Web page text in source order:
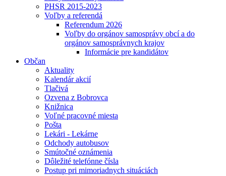
PHSR 2015-2023
Voľby a referendá
Referendum 2026
Voľby do orgánov samosprávy obcí a do
orgánov samosprávnych krajov
Informácie pre kandidátov
Občan
Aktuality
Kalendár akcií
Tlačivá
Ozvena z Bobrovca
Knižnica
Voľné pracovné miesta
Pošta
Lekári - Lekárne
Odchody autobusov
Smútočné oznámenia
Dôležité telefónne čísla
Postup pri mimoriadnych situáciách